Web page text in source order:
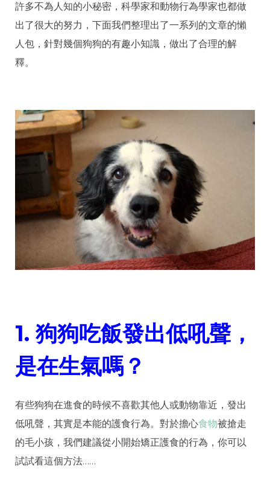
許多不為人知的小秘密，科學家和動物行為學家也都做
出了很大的努力，下面我們整理出了一系列的文章的懶
人包，針對幾個狗狗的有趣小知識，做出了合理的解
釋。
1.狗狗吃飯發出低吼聲，
是在生氣嗎？
有些狗狗在進食的時候不喜歡其他人或動物靠近，發出
低吼聲，其實是本能的護食行為。對於擔心食物被搶走
的毛小孩，我們建議從小開始矯正護食的行為，你可以
試試看這個方法……